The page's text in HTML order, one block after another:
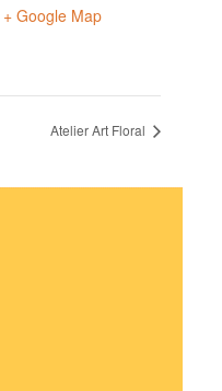
+ Google Map
Atelier Art Floral